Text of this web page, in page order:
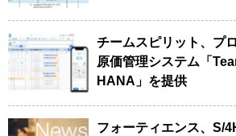
チームスピリット、プ
原価管理システム「
HANA」を提供
フォーティエンス、S/